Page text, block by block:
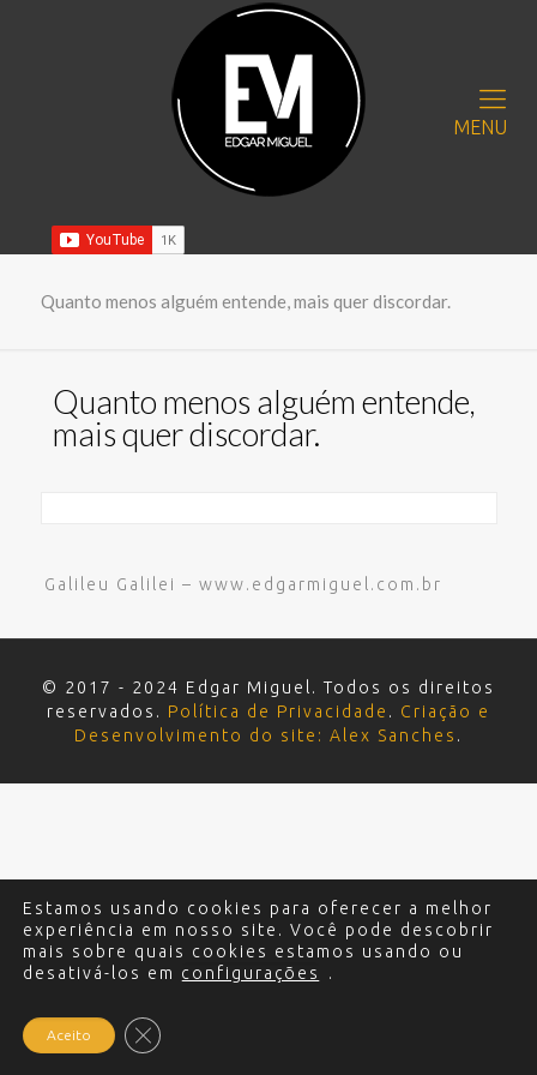
MENU
Quanto menos alguém entende, mais quer discordar.
Quanto menos alguém entende,
mais quer discordar.
Galileu Galilei – www.edgarmiguel.com.br
© 2017 - 2024 Edgar Miguel. Todos os direitos
reservados. Política de Privacidade . Criação e
Desenvolvimento do site: Alex Sanches .
Estamos usando cookies para oferecer a melhor
experiência em nosso site. Você pode descobrir
mais sobre quais cookies estamos usando ou
desativá-los em configurações .
Aceito Close GDPR Cookie Banner